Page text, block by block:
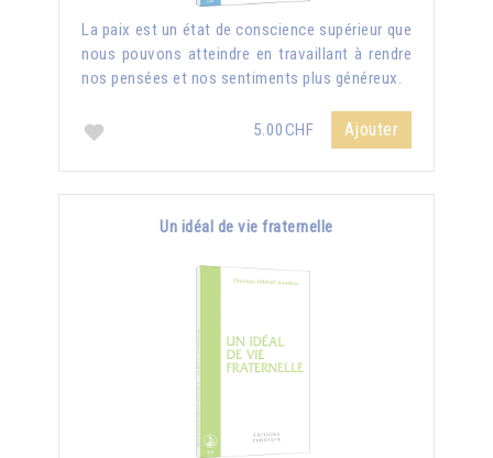
La paix est un état de conscience supérieur que
nous pouvons atteindre en travaillant à rendre
nos pensées et nos sentiments plus généreux.
5.00CHF Ajouter
Un idéal de vie fraternelle